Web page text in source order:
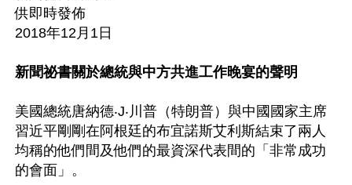
供即時發佈
2018年12月1日
新聞祕書關於總統與中方共進工作晚宴的聲明
美國總統唐納德‧J‧川普（特朗普）與中國國家主席
習近平剛剛在阿根廷的布宜諾斯艾利斯結束了兩人
均稱的他們間及他們的最資深代表間的「非常成功
的會面」。